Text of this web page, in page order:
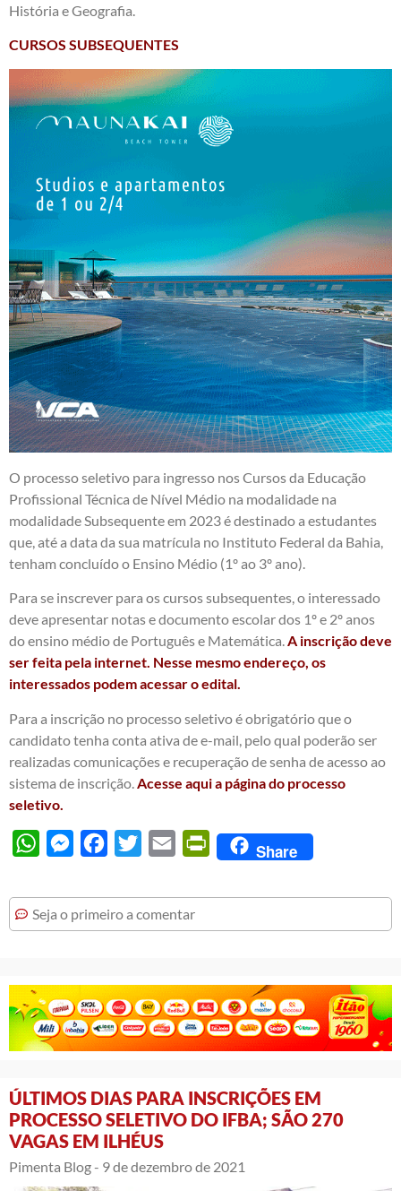
História e Geografia.
CURSOS SUBSEQUENTES
O processo seletivo para ingresso nos Cursos da Educação
Profissional Técnica de Nível Médio na modalidade na
modalidade Subsequente em 2023 é destinado a estudantes
que, até a data da sua matrícula no Instituto Federal da Bahia,
tenham concluído o Ensino Médio (1º ao 3º ano).
Para se inscrever para os cursos subsequentes, o interessado
deve apresentar notas e documento escolar dos 1º e 2º anos
do ensino médio de Português e Matemática.A inscrição deve
ser feita pela internet. Nesse mesmo endereço, os
interessados podem acessar o edital.
Para a inscrição no processo seletivo é obrigatório que o
candidato tenha conta ativa de e-mail, pelo qual poderão ser
realizadas comunicações e recuperação de senha de acesso ao
sistema de inscrição.Acesse aqui a página do processo
seletivo.
WhatsAppMessengerFacebook
Twitter Email PrintFriendly
Share
Seja o primeiro a comentar
ÚLTIMOS DIAS PARA INSCRIÇÕES EM
PROCESSO SELETIVO DO IFBA; SÃO 270
VAGAS EM ILHÉUS
Pimenta Blog - 9 de dezembro de 2021